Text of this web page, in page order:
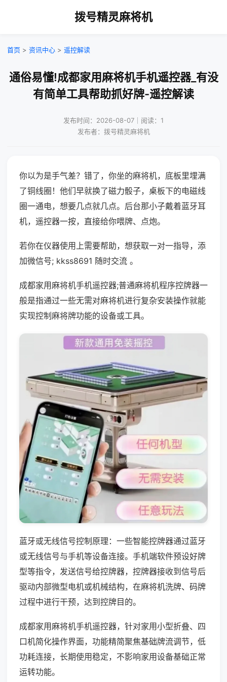
拨号精灵麻将机
首页 > 资讯中心 > 遥控解读
通俗易懂!成都家用麻将机手机遥控器_有没
有简单工具帮助抓好牌-遥控解读
发布时间：2026-08-07｜阅读：1
发布者：拨号精灵麻将机
你以为是手气差？错了，你坐的麻将机，底板里埋满
了铜线圈！他们早就换了磁力骰子，桌板下的电磁线
圈一通电，想要几点就几点。后台那小子戴着蓝牙耳
机，遥控器一按，直接给你喂牌、点炮。
若你在仪器使用上需要帮助，想获取一对一指导，添
加微信号; kkss8691 随时交流 。
成都家用麻将机手机遥控器;普通麻将机程序控牌器一
般是指通过一些无需对麻将机进行复杂安装操作就能
实现控制麻将牌功能的设备或工具。
蓝牙或无线信号控制原理：一些智能控牌器通过蓝牙
或无线信号与手机等设备连接。手机端软件预设好牌
型等指令，发送信号给控牌器，控牌器接收到信号后
驱动内部微型电机或机械结构，在麻将机洗牌、码牌
过程中进行干预，达到控牌目的。
成都家用麻将机手机遥控器，针对家用小型折叠、四
口机简化操作界面，功能精简聚焦基础牌流调节，低
功耗连接，长期使用稳定，不影响家用设备基础正常
运转功能。